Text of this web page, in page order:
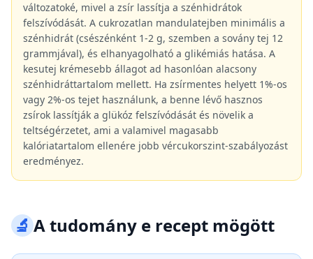
változatoké, mivel a zsír lassítja a szénhidrátok
felszívódását. A cukrozatlan mandulatejben minimális a
szénhidrát (csészénként 1-2 g, szemben a sovány tej 12
grammjával), és elhanyagolható a glikémiás hatása. A
kesutej krémesebb állagot ad hasonlóan alacsony
szénhidráttartalom mellett. Ha zsírmentes helyett 1%-os
vagy 2%-os tejet használunk, a benne lévő hasznos
zsírok lassítják a glükóz felszívódását és növelik a
teltségérzetet, ami a valamivel magasabb
kalóriatartalom ellenére jobb vércukorszint-szabályozást
eredményez.
🔬A tudomány e recept mögött